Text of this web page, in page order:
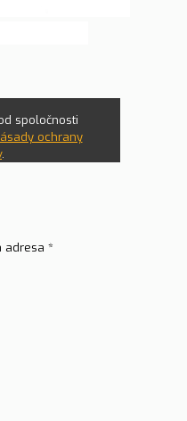
spoločnosti
ochrany
.
adresa *